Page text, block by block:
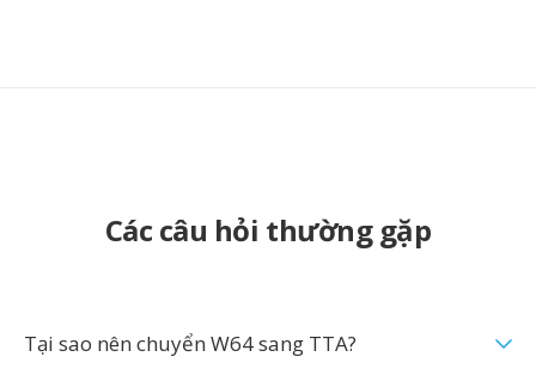
Các câu hỏi thường gặp
Tại sao nên chuyển W64 sang TTA?